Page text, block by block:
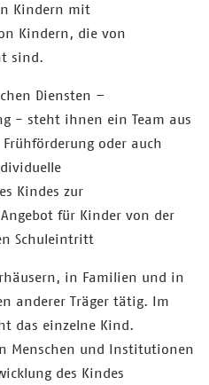
Kindern mit
Kindern, die von
sind.
Diensten –
- steht ihnen ein Team aus
oder auch
Kindes zur
für Kinder von der
Schuleintritt
in Familien und in
anderer Träger tätig. Im
das einzelne Kind.
Menschen und Institutionen
des Kindes